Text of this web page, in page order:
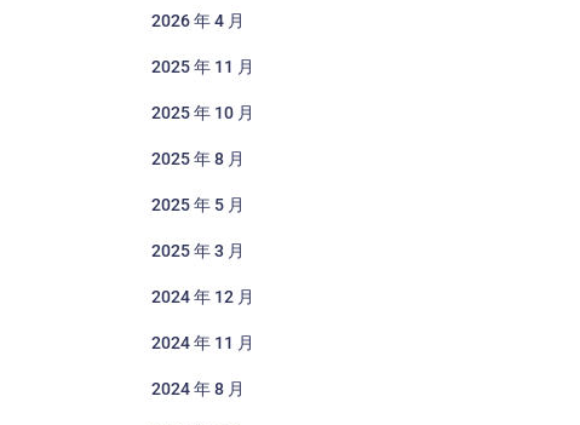
2026 年 4 月
2025 年 11 月
2025 年 10 月
2025 年 8 月
2025 年 5 月
2025 年 3 月
2024 年 12 月
2024 年 11 月
2024 年 8 月